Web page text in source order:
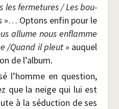
les fer­me­tures / Les bou­
»… Optons enfin pour le
allume nous enflamme
/​Quand il pleut » auquel
de l’album.
l’homme en ques­tion,
que la neige qui lui est
à la séduc­tion de ses